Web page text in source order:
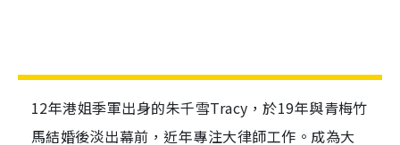
12年港姐季軍出身的朱千雪Tracy，於19年與青梅竹
馬結婚後淡出幕前，近年專注大律師工作。成為大